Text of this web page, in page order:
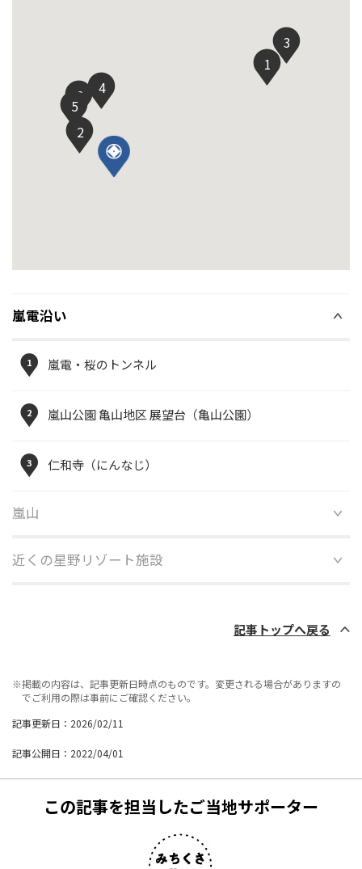
1
2
3
4
5
6
嵐電沿い
1 嵐電・桜のトンネル
2 嵐山公園 亀山地区 展望台（亀山公園）
3 仁和寺（にんなじ）
嵐山
近くの星野リゾート施設
記事トップへ戻る
※掲載の内容は、記事更新日時点のものです。変更される場合がありますの
でご利用の際は事前にご確認ください。
記事更新日：2026/02/11
記事公開日：2022/04/01
この記事を担当したご当地サポーター